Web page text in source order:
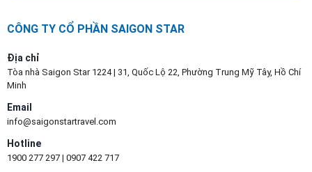
CÔNG TY CỔ PHẦN SAIGON STAR
Địa chỉ
Tòa nhà Saigon Star 1224 | 31, Quốc Lộ 22, Phường Trung Mỹ Tây, Hồ Chí
Minh
Email
info@saigonstartravel.com
Hotline
1900 277 297 | 0907 422 717